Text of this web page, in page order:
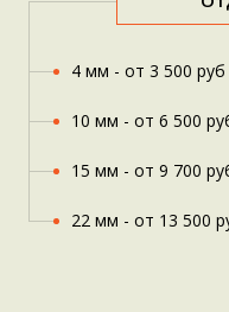
4 мм - от 3 500 руб
10 мм - от 6 500
15 мм - от 9 700
22 мм - от 13 500